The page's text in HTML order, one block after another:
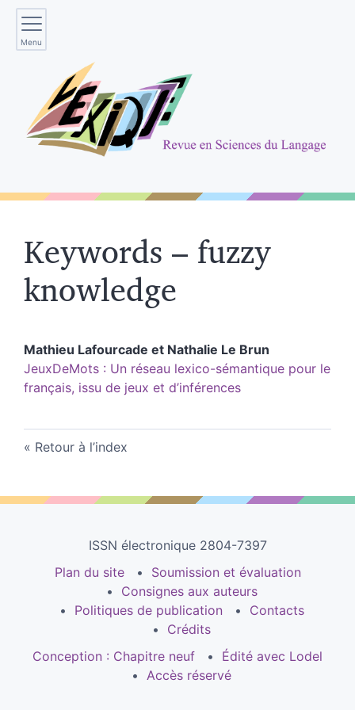
Menu
Keywords – fuzzy
knowledge
Mathieu Lafourcade et Nathalie Le Brun
JeuxDeMots : Un réseau lexico-sémantique pour le
français, issu de jeux et d’inférences
Retour à l’index
ISSN électronique 2804-7397
Plan du site
Soumission et évaluation
Consignes aux auteurs
Politiques de publication
Contacts
Crédits
Conception : Chapitre neuf
Édité avec Lodel
Accès réservé